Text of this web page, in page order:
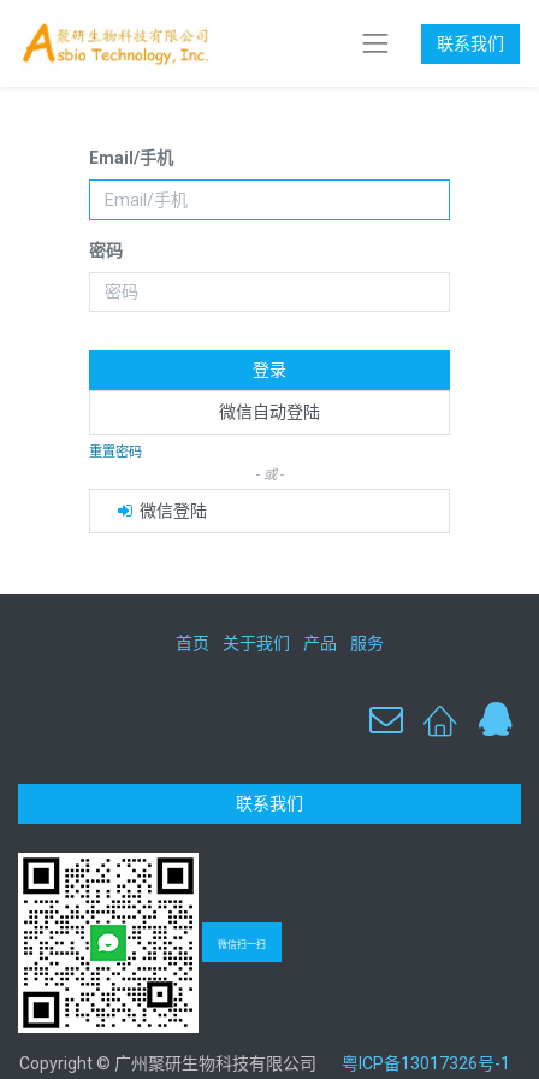
联系我们
Email/手机
密码
登录
微信自动登陆
重置密码
- 或 -
微信登陆
首页 关于我们 产品 服务
联系我们
微信扫一扫
Copyright © 广州聚研生物科技有限公司 粤ICP备13017326号-1